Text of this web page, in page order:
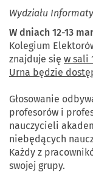
Wydziału
W dniach 12-13
Kolegium
znajduje się w sali
Urna będzie
Głosowanie
profesorów i
nauczycieli
niebędących
Każdy z
swojej grupy.